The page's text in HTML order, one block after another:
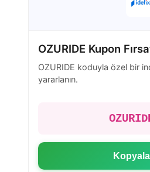
OZURIDE Kupon
OZURIDE koduyla özel bir
yararlanın.
Kopyala